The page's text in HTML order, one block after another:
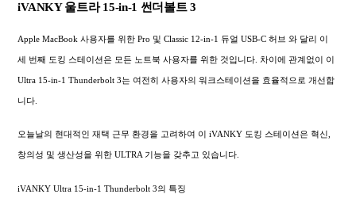
iVANKY 울트라 15-in-1 썬더볼트 3
Apple MacBook 사용자를 위한 Pro 및 Classic 12-in-1 듀얼 USB-C 허브 와 달리 이
세 번째 도킹 스테이션은 모든 노트북 사용자를 위한 것입니다. 차이에 관계없이 이
Ultra 15-in-1 Thunderbolt 3는 여전히 사용자의 워크스테이션을 효율적으로 개선합
니다.
오늘날의 현대적인 재택 근무 환경을 고려하여 이 iVANKY 도킹 스테이션은 혁신,
창의성 및 생산성을 위한 ULTRA 기능을 갖추고 있습니다.
iVANKY Ultra 15-in-1 Thunderbolt 3의 특징